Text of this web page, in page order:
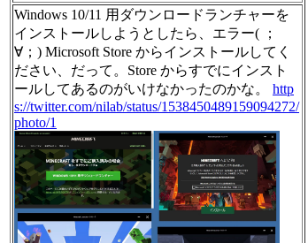
Windows 10/11 用ダウンロードランチャーを
インストールしようとしたら、エラー( ；
∀；) Microsoft Store からインストールしてく
ださい、だって。Store からすでにインスト
ールしてあるのがいけなかったのかな。 http
s://twitter.com/nilab/status/1538450489159094272/
photo/1